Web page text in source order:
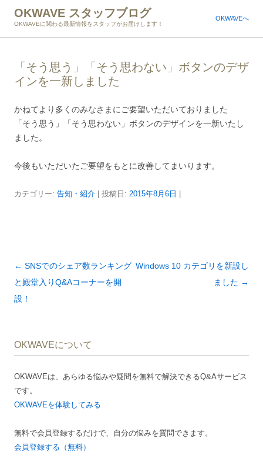
OKWAVE スタッフブログ
OKWAVEに関わる最新情報をスタッフがお届けします！
OKWAVEへ
「そう思う」「そう思わない」ボタンのデザ
インを一新しました
かねてより多くのみなさまにご要望いただいておりました
「そう思う」「そう思わない」ボタンのデザインを一新いたし
ました。
今後もいただいたご要望をもとに改善してまいります。
カテゴリー: 告知・紹介 | 投稿日: 2015年8月6日
投
稿
ナ
ー
ョ
ン
← SNSでのシェア数ランキング
と殿堂入りQ&Aコーナーを開
設！
Windows 10 カテゴリを新設し
ました →
OKWAVEについて
OKWAVEは、あらゆる悩みや疑問を無料で解決できるQ&Aサービス
です。
OKWAVEを体験してみる
無料で会員登録するだけで、自分の悩みを質問できます。
会員登録する（無料）